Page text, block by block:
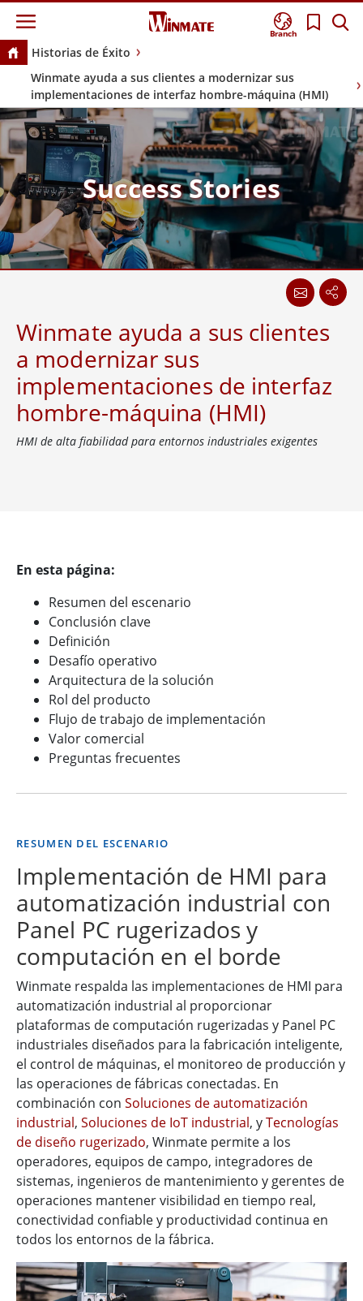
Branch
Historias de Éxito
Winmate ayuda a sus clientes a modernizar sus
implementaciones de interfaz hombre-máquina (HMI)
Success Stories
Winmate ayuda a sus clientes
a modernizar sus
implementaciones de interfaz
hombre-máquina (HMI)
HMI de alta fiabilidad para entornos industriales exigentes
En esta página:
Resumen del escenario
Conclusión clave
Definición
Desafío operativo
Arquitectura de la solución
Rol del producto
Flujo de trabajo de implementación
Valor comercial
Preguntas frecuentes
RESUMEN DEL ESCENARIO
Implementación de HMI para
automatización industrial con
Panel PC rugerizados y
computación en el borde
Winmate respalda las implementaciones de HMI para
automatización industrial al proporcionar
plataformas de computación rugerizadas y Panel PC
industriales diseñados para la fabricación inteligente,
el control de máquinas, el monitoreo de producción y
las operaciones de fábricas conectadas. En
combinación con Soluciones de automatización
industrial, Soluciones de IoT industrial, yTecnologías
de diseño rugerizado, Winmate permite a los
operadores, equipos de campo, integradores de
sistemas, ingenieros de mantenimiento y gerentes de
operaciones mantener visibilidad en tiempo real,
conectividad confiable y productividad continua en
todos los entornos de la fábrica.